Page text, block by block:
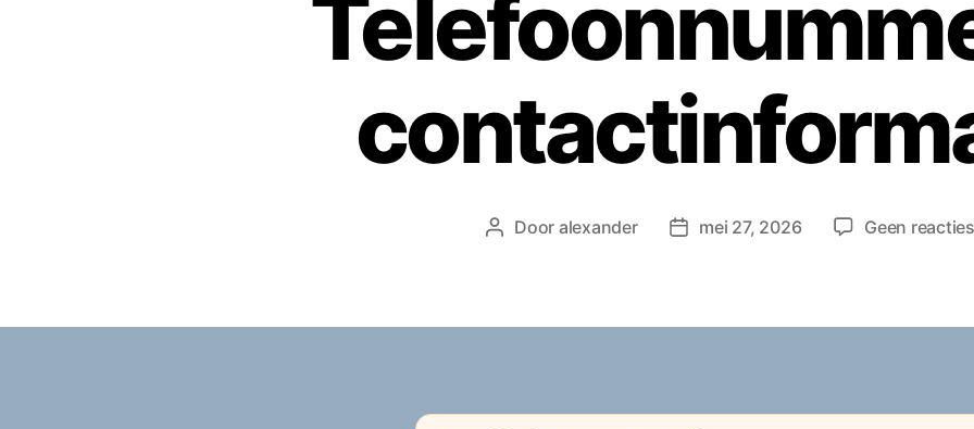
Berichtauteur
Door alexander Berichtdatum
mei 27, 2026 Geen reacties